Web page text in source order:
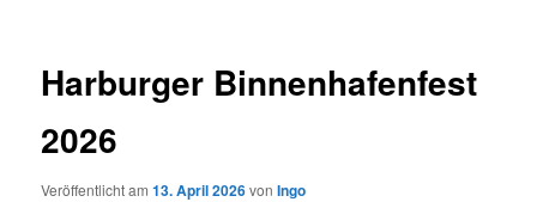
Harburger Binnenhafenfest
2026
Veröffentlicht am13. April 2026vonIngo